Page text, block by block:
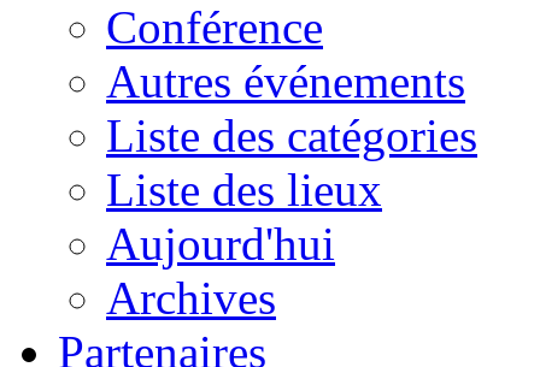
Conférence
Autres événements
Liste des catégories
Liste des lieux
Aujourd'hui
Archives
Partenaires